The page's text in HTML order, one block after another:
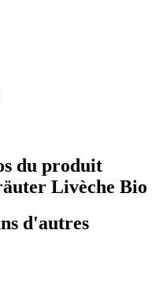
du produit
Livèche Bio
d'autres